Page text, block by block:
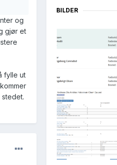
og
gjør et
fylle ut
BILDER